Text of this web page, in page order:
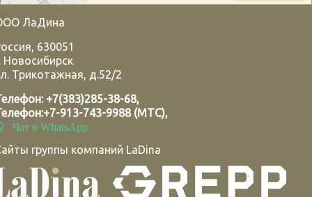
ЛаДина
, 630051
Новосибирск
Трикотажная, д.52/2
+7(383)285-38-68,
+7-913-743-9988 (МТС),
Чат в WhatsApp
группы компаний LaDina